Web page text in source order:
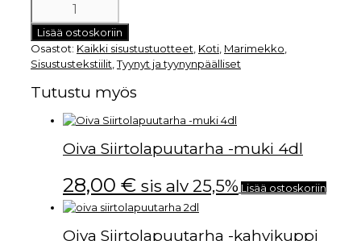
Lisää ostoskoriin
Osastot: Kaikki sisustustuotteet Koti Marimekko
Sisustustekstiilit ,Tyynyt ja tyynynpäälliset
Tutustu myös
Oiva Siirtolapuutarha -muki 4dl
28,00 € sis alv 25,5% Lisää ostoskoriin
Oiva Siirtolapuutarha -kahvikuppi